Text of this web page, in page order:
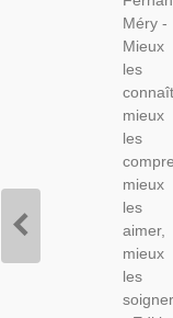
Méry -
Mieux
les
mieux
les
mieux
les
aimer,
mieux
les
soigner